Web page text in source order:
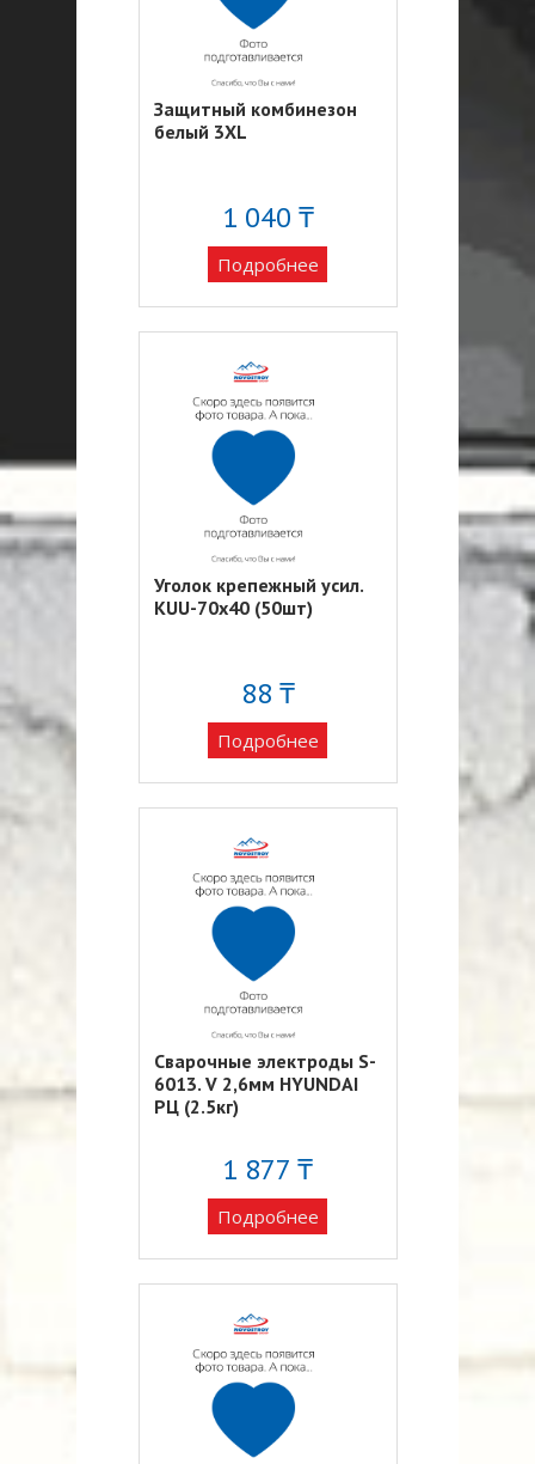
Защитный комбинезон
белый 3XL
1 040 ₸
Подробнее
Уголок крепежный усил.
KUU-70х40 (50шт)
88 ₸
Подробнее
Сварочные электроды S-
6013. V 2,6мм HYUNDAI
РЦ (2.5кг)
1 877 ₸
Подробнее